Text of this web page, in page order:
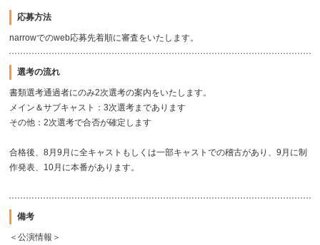
応募方法
narrowでのweb応募先着順に審査をいたします。
選考の流れ
書類選考通過者にのみ2次選考の案内をいたします。
メイン＆サブキャスト：3次選考まであります
その他：2次選考で合否が確定します
合格後、8月9月に全キャストもしくは一部キャストでの稽古があり、9月に制
作発表、10月に本番があります。
備考
＜公演情報＞